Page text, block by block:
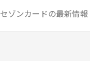
セゾンカードの最新情報